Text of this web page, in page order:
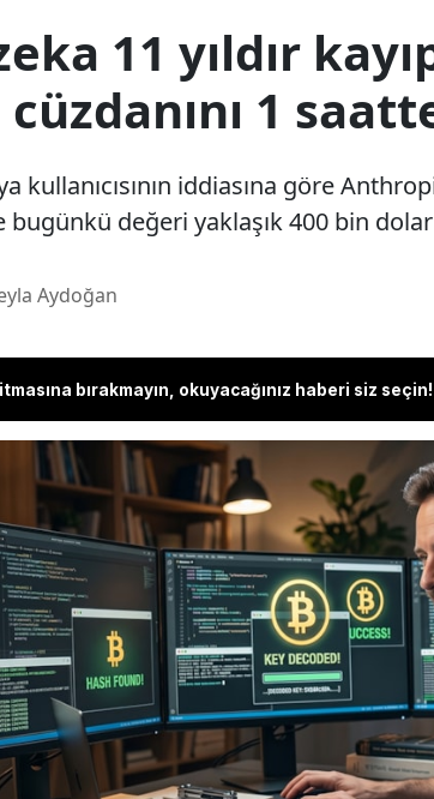
11 yıldır
1
kullanıcısının iddiasına göre
bugünkü değeri yaklaşık 400 bin
Aydoğan
bırakmayın, okuyacağınız haberi siz
Bir sosyal medya kullanıcısının
yapay zeka asistanı Claude, on yılı
erişilemeyen ve bugünkü değeri
5 Bitcoin'i kurtardı.